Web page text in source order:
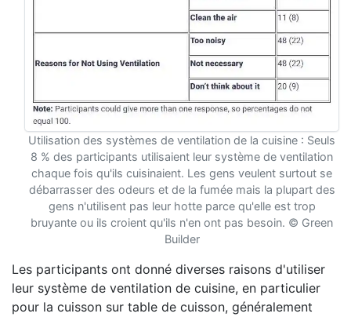
Utilisation des systèmes de ventilation de la cuisine : Seuls
8 % des participants utilisaient leur système de ventilation
chaque fois qu'ils cuisinaient. Les gens veulent surtout se
débarrasser des odeurs et de la fumée mais la plupart des
gens n'utilisent pas leur hotte parce qu'elle est trop
bruyante ou ils croient qu'ils n'en ont pas besoin. © Green
Builder
Les participants ont donné diverses raisons d'utiliser
leur système de ventilation de cuisine, en particulier
pour la cuisson sur table de cuisson, généralement